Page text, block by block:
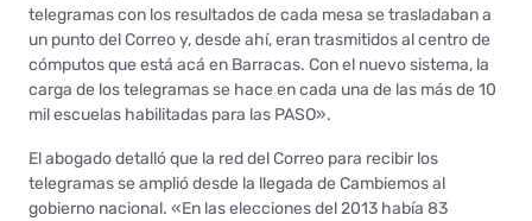
telegramas con los resultados de cada mesa se trasladaban a
un punto del Correo y, desde ahí, eran trasmitidos al centro de
cómputos que está acá en Barracas. Con el nuevo sistema, la
carga de los telegramas se hace en cada una de las más de 10
mil escuelas habilitadas para las PASO».
El abogado detalló que la red del Correo para recibir los
telegramas se amplió desde la llegada de Cambiemos al
gobierno nacional. «En las elecciones del 2013 había 83